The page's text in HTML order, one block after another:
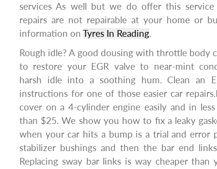
services As well but we do offer this service
repairs are not repairable at your home or
information on Tyres In Reading.
Rough idle? A good dousing with throttle body
to restore your EGR valve to near-mint
harsh idle into a soothing hum. Clean an
instructions for one of those easier car
cover on a 4-cylinder engine easily and in
than $25. We show you how to fix a leaky
when your car hits a bump is a trial and error
stabilizer bushings and then the bar end
Replacing sway bar links is way cheaper